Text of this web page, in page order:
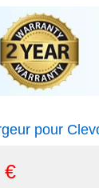
pour
€